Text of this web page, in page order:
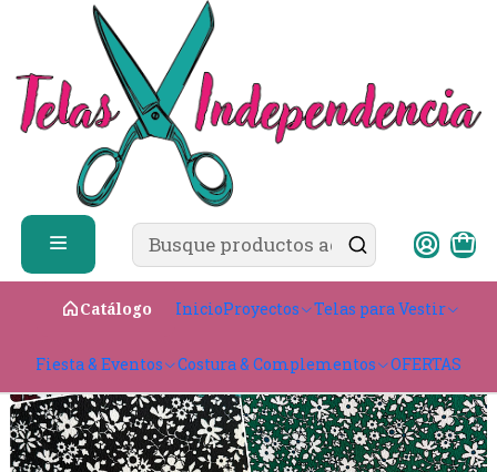
Catálogo InicioProyectos Telas para Vestir
Fiesta & Eventos Costura & Complementos OFERTAS
✨ ¿Cómo comprar?
Telas para Vestir
Sofía Estampa